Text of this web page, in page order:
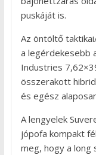
puskáját is.
Az öntöltő
a legérdekesebb
Industries
összerakott
és egész
A lengyelek
jópofa kompakt
meg, hogy a long